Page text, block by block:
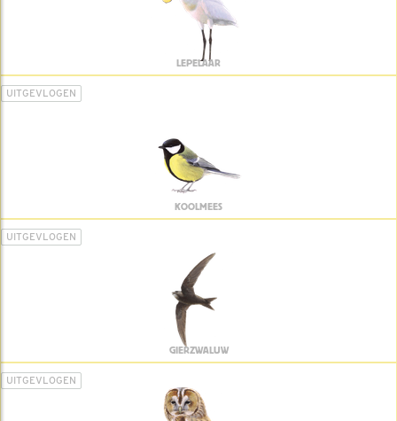
LEPELAAR
UITGEVLOGEN
KOOLMEES
UITGEVLOGEN
GIERZWALUW
UITGEVLOGEN